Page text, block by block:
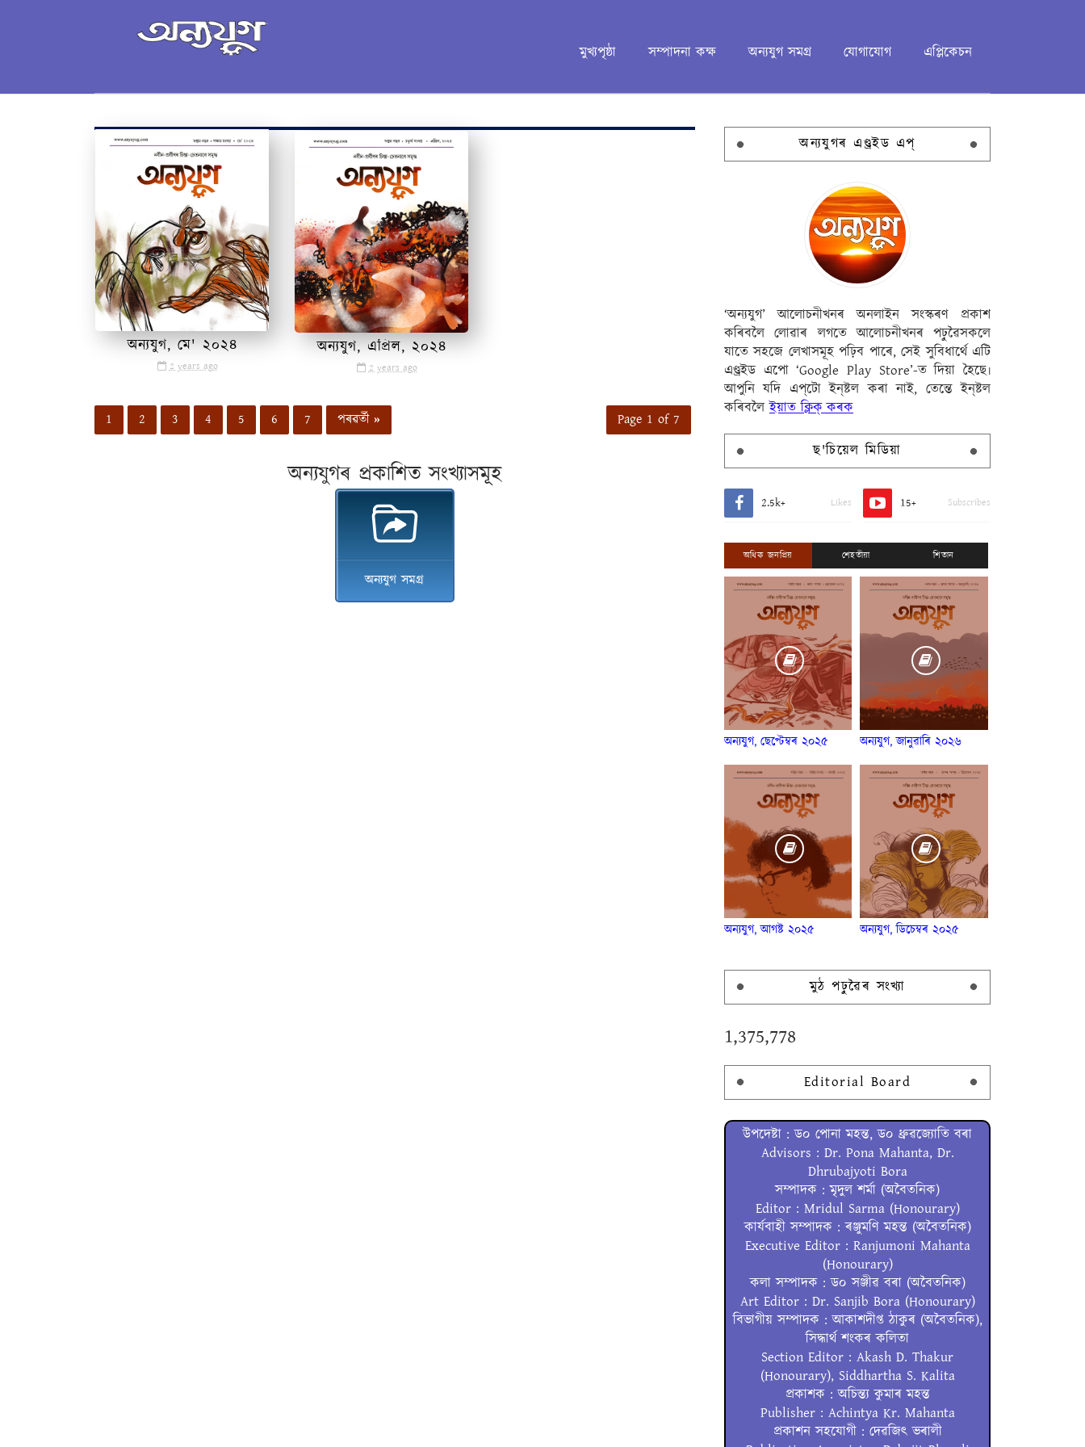
মুখ্যপৃষ্ঠা সম্পাদনা কক্ষ অন্যযুগ সমগ্ৰ যোগাযোগ এপ্লিকেচন
অন্যযুগ, মে' ২০২৪
2 years ago
অন্যযুগ, এপ্ৰিল, ২০২৪
2 years ago
Page 1 of 7
1 2 3 4 5 6 7 পৰৱৰ্তী »
অন্যযুগৰ প্ৰকাশিত সংখ্যাসমূহ
অন্যযুগ সমগ্ৰ
অন্যযুগৰ এণ্ড্ৰইড এপ্
‘অন্যযুগ’ আলোচনীখনৰ অনলাইন সংস্কৰণ প্ৰকাশ
কৰিবলৈ লোৱাৰ লগতে আলোচনীখনৰ পঢ়ুৱৈসকলে
যাতে সহজে লেখাসমূহ পঢ়িব পাৰে, সেই সুবিধাৰ্থে এটি
এণ্ড্ৰইড এপো ‘Google Play Store’-ত দিয়া হৈছে৷
আপুনি যদি এপ্‌টো ইন্‌ষ্টল কৰা নাই, তেন্তে ইন্‌ষ্টল
কৰিবলৈইয়াত ক্লিক্ কৰক
ছ'চিয়েল মিডিয়া
2.5k+ Likes 15+ Subscribes
অধিক জনপ্ৰিয় শেহতীয়া শিতান
অন্যযুগ, ছেপ্টেম্বৰ ২০২৫ অন্যযুগ, জানুৱাৰি ২০২৬
অন্যযুগ, আগষ্ট ২০২৫ অন্যযুগ, ডিচেম্বৰ ২০২৫
মুঠ পঢ়ুৱৈৰ সংখ্যা
1,375,778
Editorial Board
উপদেষ্টা : ড০ পোনা মহন্ত, ড০ ধ্ৰুৱজ্যোতি বৰা
Advisors : Dr. Pona Mahanta, Dr.
Dhrubajyoti Bora
সম্পাদক : মৃদুল শৰ্মা (অবৈতনিক)
Editor : Mridul Sarma (Honourary)
কাৰ্যবাহী সম্পাদক : ৰঞ্জুমণি মহন্ত (অবৈতনিক)
Executive Editor : Ranjumoni Mahanta
(Honourary)
কলা সম্পাদক : ড০ সঞ্জীৱ বৰা (অবৈতনিক)
Art Editor : Dr. Sanjib Bora (Honourary)
বিভাগীয় সম্পাদক : আকাশদীপ্ত ঠাকুৰ (অবৈতনিক),
সিদ্ধাৰ্থ শংকৰ কলিতা
Section Editor : Akash D. Thakur
(Honourary), Siddhartha S. Kalita
প্ৰকাশক : অচিন্ত্য কুমাৰ মহন্ত
Publisher : Achintya Kr. Mahanta
প্ৰকাশন সহযোগী : দেৱজিৎ ভৰালী